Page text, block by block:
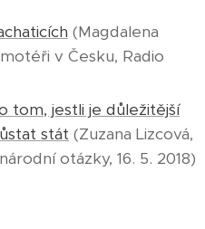
(Magdalena
v Česku, Radio
tom, jestli je důležitější
stát (Zuzana Lizcová,
otázky, 16. 5. 2018)